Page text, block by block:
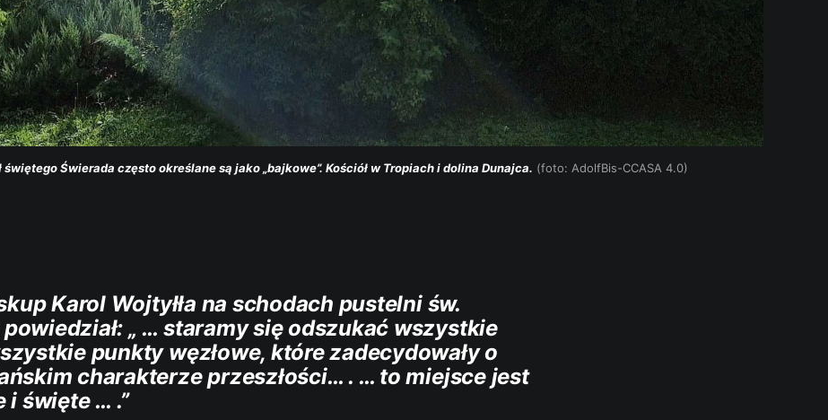
Świerada często określane są jako „bajkowe”. Kościół w Tropiach i dolina Dunajca. (foto: AdolfBis-CCASA 4.0)
Karol Wojtyłła na schodach pustelni św.
„ … staramy się odszukać wszystkie
punkty węzłowe, które zadecydowały o
charakterze przeszłości… . … to miejsce jest
i święte … .”